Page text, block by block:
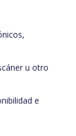
u otro
e